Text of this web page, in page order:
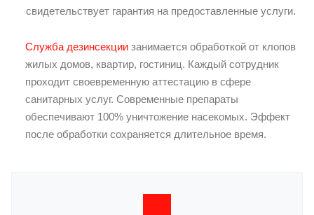
свидетельствует гарантия на предоставленные услуги.
Служба дезинсекции занимается обработкой от клопов
жилых домов, квартир, гостиниц. Каждый сотрудник
проходит своевременную аттестацию в сфере
санитарных услуг. Современные препараты
обеспечивают 100% уничтожение насекомых. Эффект
после обработки сохраняется длительное время.